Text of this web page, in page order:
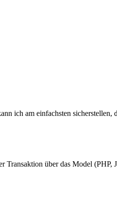
ich am einfachsten
Transaktion über das Model (PHP,